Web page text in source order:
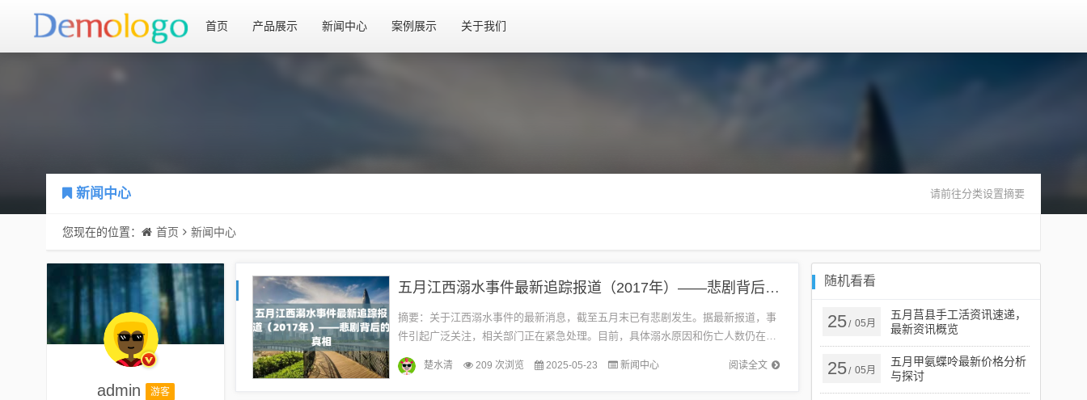
首页 产品展示 新闻中心 案例展示 关于我们
新闻中心 请前往分类设置摘要
您现在的位置： 首页 新闻中心
admin 游客
五月江西溺水事件最新追踪报道（2017年）——悲剧背后的真相
摘要：关于江西溺水事件的最新消息，截至五月末已有悲剧发生。据最新报道，事
件引起广泛关注，相关部门正在紧急处理。目前，具体溺水原因和伤亡人数仍在调
查中，救援工作正在全力进行。对于此次事件，提醒广大群众注意水上安全，加
强...
阅读全文
楚水清 209 次浏览 2025-05-23 新闻中心
随机看看
25/ 05月
五月莒县手工活资讯速递，
最新资讯概览
25/ 05月
五月甲氨蝶呤最新价格分析
与探讨